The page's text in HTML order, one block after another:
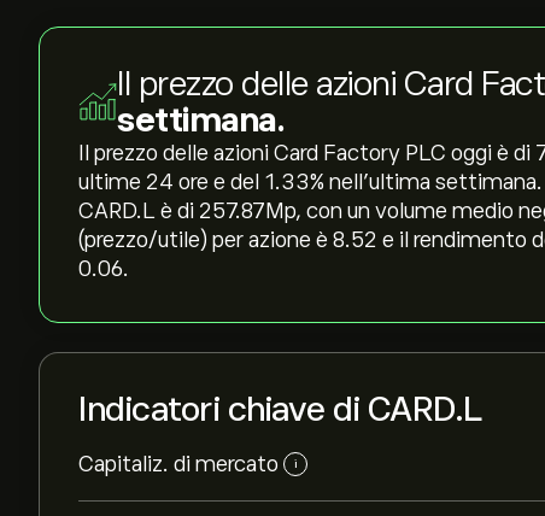
Il prezzo delle azioni Card
settimana.
Il prezzo delle azioni Card Factory PLC oggi è
ultime 24 ore e del ‎1.33‎% nell'ultima
CARD.L è di 257.87M‎p‎, con un volume medio
(prezzo/utile) per azione è 8.52 e il rendimento
0.06.
Indicatori chiave di CARD.L
Capitaliz. di mercato i